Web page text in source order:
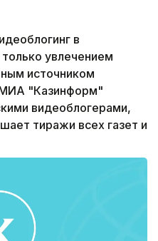
в
увлечением
источником
"Казинформ"
видеоблогерами,
тиражи всех газет и